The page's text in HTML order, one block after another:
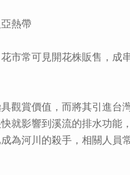
熱帶
市常可見開花株販售，成
觀賞價值，而將其引進台
就影響到溪流的排水功能
為河川的殺手，相關人員